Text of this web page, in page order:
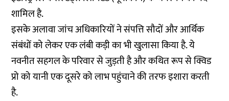
शामिल है.
इसके अलावा जांच अधिकारियों ने संपत्ति सौदों और आर्थिक
संबंधों को लेकर एक लंबी कड़ी का भी खुलासा किया है. ये
नवनीत सहगल के परिवार से जुड़ती है और कथित रूप से क्विड
प्रो को यानी एक दूसरे को लाभ पहुंचाने की तरफ इशारा करती
है.